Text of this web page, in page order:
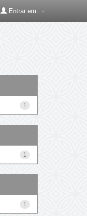
Entrar em:
1
1
1